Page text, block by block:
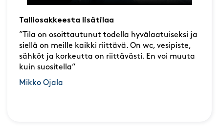
Talliosakkeesta lisätilaa
”Tila on osoittautunut todella hyvälaatuiseksi ja
siellä on meille kaikki riittävä. On wc, vesipiste,
sähköt ja korkeutta on riittävästi. En voi muuta
kuin suositella”
Mikko Ojala